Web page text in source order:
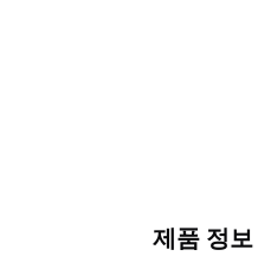
제품 정보